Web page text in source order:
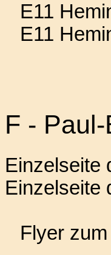
E11
E11
F -
Einzelseite
Einzelseite
Flyer